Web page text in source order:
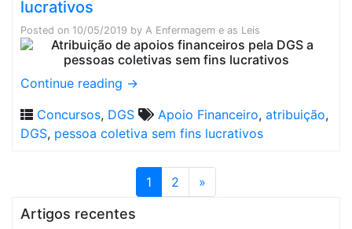
lucrativos
Posted on 10/05/2019 by A Enfermagem e as Leis
Continue reading →
Concursos, DGS Apoio Financeiro, atribuição,
DGS, pessoa coletiva sem fins lucrativos
1 2 »
Artigos recentes